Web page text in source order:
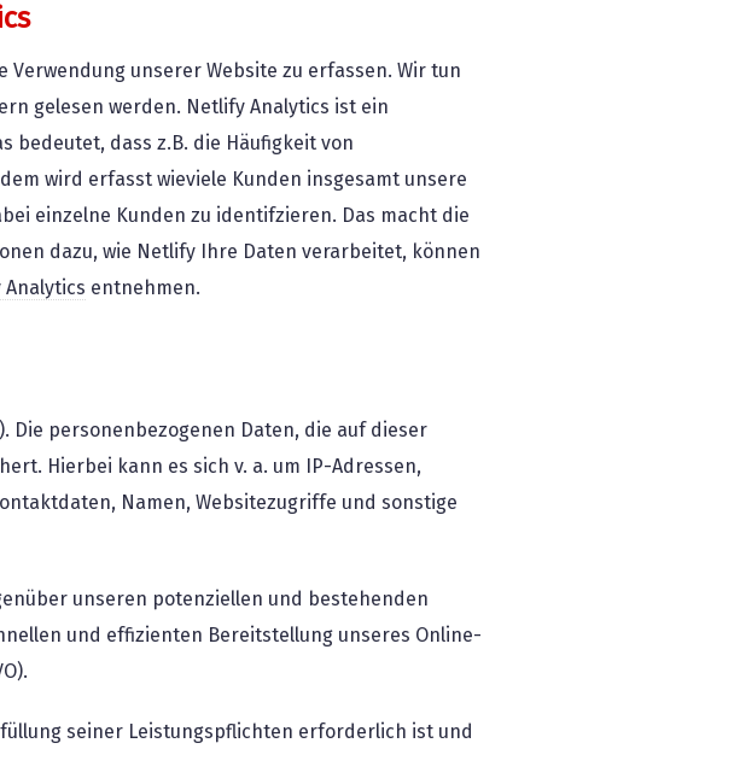
unserer Website zu erfassen. Wir tun
gelesen werden. Netlify Analytics ist ein
bedeutet, dass z.B. die Häufigkeit von
wird erfasst wieviele Kunden insgesamt unsere
einzelne Kunden zu identifzieren. Das macht die
dazu, wie Netlify Ihre Daten verarbeitet, können
entnehmen.
Die personenbezogenen Daten, die auf dieser
Hierbei kann es sich v. a. um IP-Adressen,
Namen, Websitezugriffe und sonstige
unseren potenziellen und bestehenden
und effizienten Bereitstellung unseres Online-
seiner Leistungspflichten erforderlich ist und